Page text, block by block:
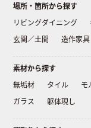
場所・箇所から探す
リビングダイニング
玄関／土間
造作家具
素材から探す
無垢材
タイル モ
ガラス
躯体現し